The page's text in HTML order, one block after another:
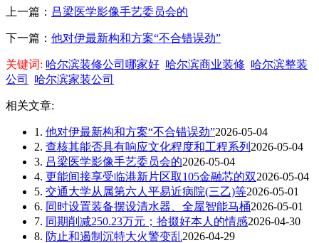
上一篇： 吕梁医学影像手艺委员会的
下一篇： 他对伊最新构和方案“不合错误劲”
关键词: 哈尔滨装修公司哪家好 哈尔滨商业装修 哈尔滨整装
公司
哈尔滨家装公司
相关文章:
1. 他对伊最新构和方案“不合错误劲”2026-05-04
2. 查核其能否具有响应文化程度和工程系列 2026-05-04
3. 吕梁医学影像手艺委员会的2026-05-04
4. 更能间接享受临港新片区取105金融芯的双2026-05-04
5. 交通大学从属第六人平易近病院(三乙)等2026-05-01
6. 同时设置装备摆设清水器、全屋智能马桶2026-05-01
7. 同期削减250.23万元；拾掇好本人的情感2026-04-30
8. 防止和遏制沉特大火警变乱2026-04-29